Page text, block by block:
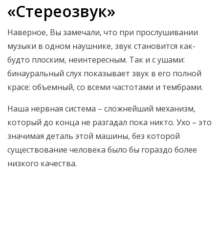
«Стереозвук»
Наверное, Вы замечали, что при прослушивании
музыки в одном наушнике, звук становится как-
будто плоским, неинтересным. Так и с ушами:
бинауральный слух показывает звук в его полной
красе: объемный, со всеми частотами и тембрами.
Наша нервная система – сложнейший механизм,
который до конца не разгадал пока никто. Ухо – это
значимая деталь этой машины, без которой
существование человека было бы гораздо более
низкого качества.